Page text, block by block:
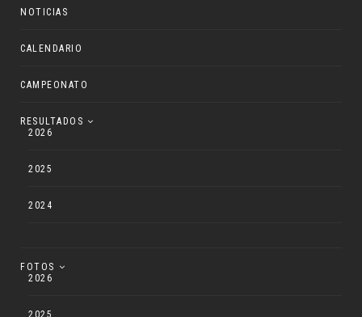
NOTICIAS
CALENDARIO
CAMPEONATO
RESULTADOS
2026
2025
2024
FOTOS
2026
2025